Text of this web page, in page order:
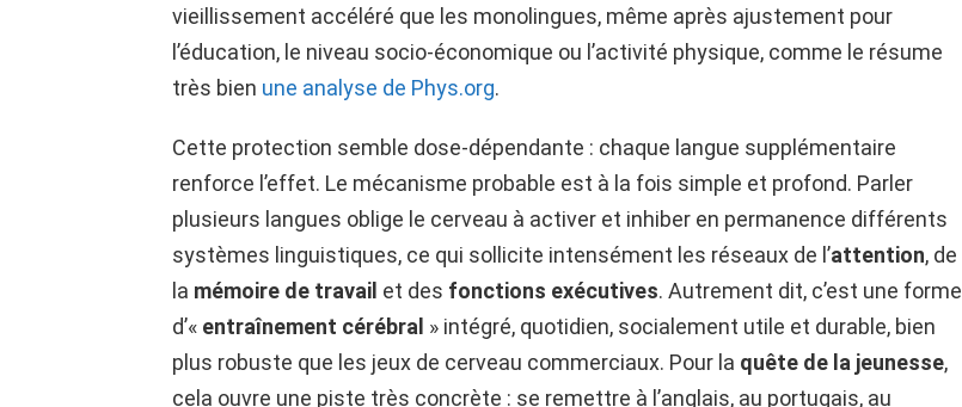
vieillissement accéléré que les monolingues, même après ajustement pour
l’éducation, le niveau socio-économique ou l’activité physique, comme le résume
très bien une analyse de Phys.org.
Cette protection semble dose-dépendante : chaque langue supplémentaire
renforce l’effet. Le mécanisme probable est à la fois simple et profond. Parler
plusieurs langues oblige le cerveau à activer et inhiber en permanence différents
systèmes linguistiques, ce qui sollicite intensément les réseaux de l’attention, de
la mémoire de travail et des fonctions exécutives. Autrement dit, c’est une forme
d’« entraînement cérébral » intégré, quotidien, socialement utile et durable, bien
plus robuste que les jeux de cerveau commerciaux. Pour la quête de la jeunesse,
cela ouvre une piste très concrète : se remettre à l’anglais, au portugais, au